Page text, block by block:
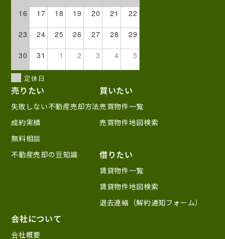
16 17 18 19 20 21 22
23 24 25 26 27 28 29
30 31 1 2 3 4 5
定休日
売りたい
失敗しない不動産売却方法
成約実績
無料相談
不動産売却の豆知識
買いたい
売買物件一覧
売買物件地図検索
借りたい
賃貸物件一覧
賃貸物件地図検索
退去連絡（解約通知フォーム）
会社について
会社概要